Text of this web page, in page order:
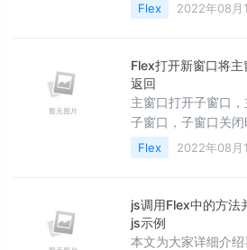
Flex 2022年08月
Flex打开新窗口将
返回
主窗口打开子窗口
子窗口，子窗口关
的实现如下，感兴趣
Flex 2022年08月
js调用Flex中的方法
js示例
本文为大家详细介